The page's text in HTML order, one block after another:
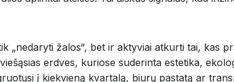
„nedaryti žalos“, bet ir aktyviai atkurti tai, kas
erdves, kuriose suderinta estetika,
į kiekvieną kvartalą, biurų pastatą ar